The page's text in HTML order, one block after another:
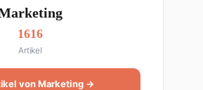
1616
Artikel
von Marketing →